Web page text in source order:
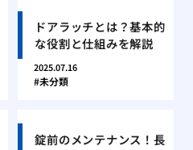
ドアラッチとは？基本的
な役割と仕組みを解説
2025.07.16
未分類
錠前のメンテナンス！長